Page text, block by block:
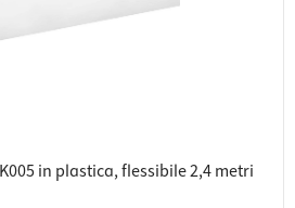
in plastica, flessibile 2,4 metri